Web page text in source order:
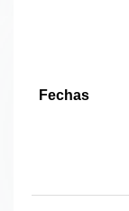
Fechas